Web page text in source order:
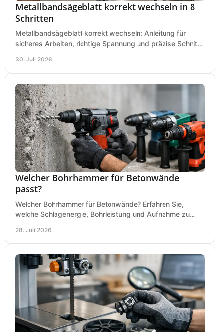
Metallbandsägeblatt korrekt wechseln in 8
Schritten
Metallbandsägeblatt korrekt wechseln: Anleitung für
sicheres Arbeiten, richtige Spannung und präzise Schnitte
30. Juli 2026
Welcher Bohrhammer für Betonwände
passt?
Welcher Bohrhammer für Betonwände? Erfahren Sie,
welche Schlagenergie, Bohrleistung und Aufnahme zu
28. Juli 2026